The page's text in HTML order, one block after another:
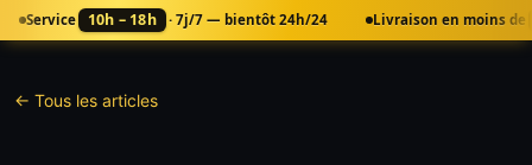
Service 10h – 18h · 7j/7 — bientôt 24h/24 Livraison en moins de
← Tous les articles